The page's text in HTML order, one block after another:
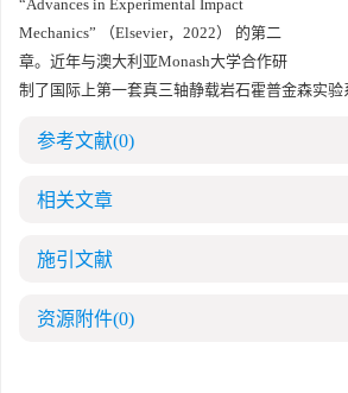
“Advances in Experimental Impact
Mechanics” （Elsevier，2022） 的第二
章。近年与澳大利亚Monash大学合作研
制了国际上第一套真三轴静载岩石霍普金森实验
参考文献(0)
相关文章
施引文献
资源附件(0)